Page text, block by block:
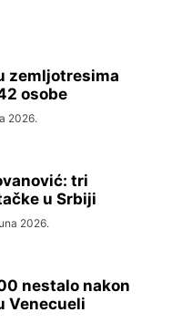
zemljotresima
osobe
2026.
tri
u Srbiji
2026.
nestalo nakon
Venecueli